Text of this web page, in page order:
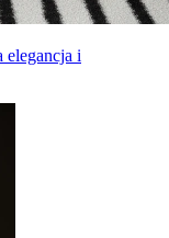
elegancja i